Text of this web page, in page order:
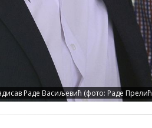
Раде Васиљевић (фото: Раде